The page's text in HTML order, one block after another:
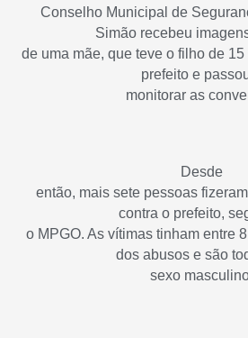
Conselho Municipal de
Simão recebeu
de uma mãe, que teve o filho de
prefeito e
monitorar as
Desde
então, mais sete pessoas
contra o prefeito,
o MPGO. As vítimas tinham entre
dos abusos e são
sexo